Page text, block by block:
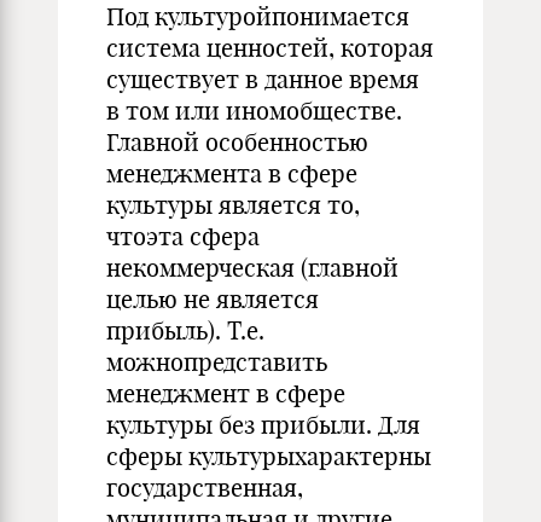
Под культуройпонимается
система ценностей, которая
существует в данное время
в том или иномобществе.
Главной особенностью
менеджмента в сфере
культуры является то,
чтоэта сфера
некоммерческая (главной
целью не является
прибыль). Т.е.
можнопредставить
менеджмент в сфере
культуры без прибыли. Для
сферы культурыхарактерны
государственная,